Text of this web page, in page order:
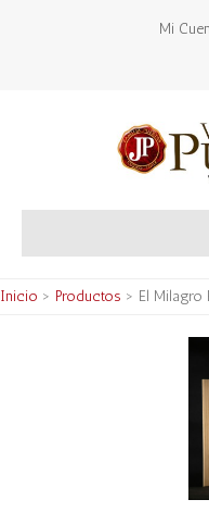
Mi
Inicio > Productos > El Milagro